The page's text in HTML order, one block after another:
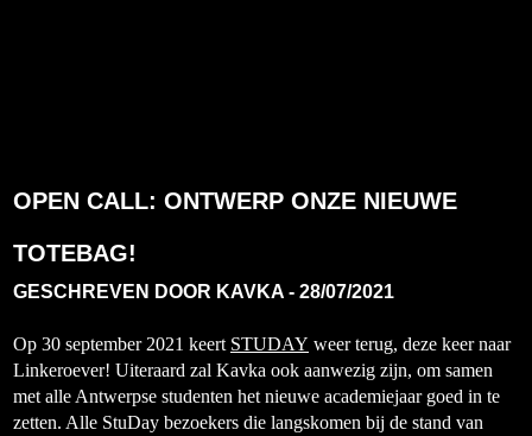
OPEN CALL: ONTWERP ONZE NIEUWE
TOTEBAG!
GESCHREVEN DOOR KAVKA - 28/07/2021
Op 30 september 2021 keert STUDAY weer terug, deze keer naar
Linkeroever! Uiteraard zal Kavka ook aanwezig zijn, om samen
met alle Antwerpse studenten het nieuwe academiejaar goed in te
zetten. Alle StuDay bezoekers die langskomen bij de stand van